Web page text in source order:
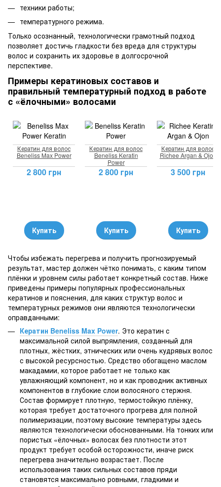
техники работы;
температурного режима.
Только осознанный, технологически грамотный подход
позволяет достичь гладкости без вреда для структуры
волос и сохранить их здоровье в долгосрочной
перспективе.
Примеры кератиновых составов и
правильный температурный подход в работе
с «ёлочными» волосами
Кератин для волос
Beneliss Max Power
2 800 грн
Купить
Кератин для волос
Beneliss Keratin
Power
2 800 грн
Купить
Кератин для волос
Richee Argan & Ojon
3 500 грн
Купить
Чтобы избежать перегрева и получить прогнозируемый
результат, мастер должен чётко понимать, с каким типом
плёнки и уровнем силы работает конкретный состав. Ниже
приведены примеры популярных профессиональных
кератинов и пояснения, для каких структур волос и
температурных режимов они являются технологически
оправданными:
Кератин Beneliss Max Power. Это кератин с
максимальной силой выпрямления, созданный для
плотных, жёстких, этнических или очень кудрявых волос
с высокой ресурсностью. Средство обогащено маслом
макадамии, которое работает не только как
увлажняющий компонент, но и как проводник активных
компонентов в глубокие слои волосяного стержня.
Состав формирует плотную, термостойкую плёнку,
которая требует достаточного прогрева для полной
полимеризации, поэтому высокие температуры здесь
являются технологически обоснованными. На тонких или
пористых «ёлочных» волосах без плотности этот
продукт требует особой осторожности, иначе риск
перегрева значительно возрастает. После
использования таких сильных составов пряди
становятся максимально ровными, гладкими и